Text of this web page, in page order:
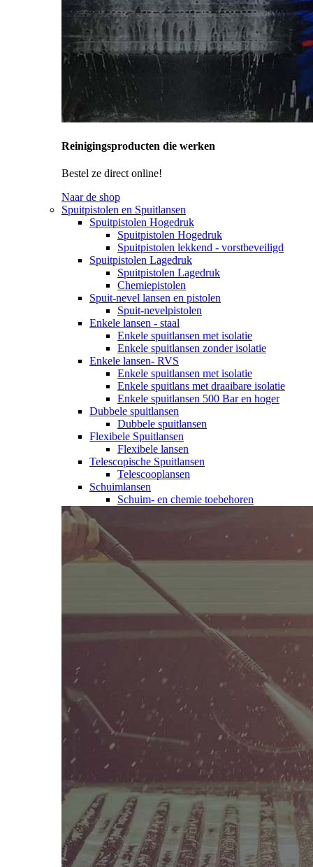
Reinigingsproducten die werken
Bestel ze direct online!
Naar de shop
Spuitpistolen en Spuitlansen
Spuitpistolen Hogedruk
Spuitpistolen Hogedruk
Spuitpistolen lekkend - vorstbeveiligd
Spuitpistolen Lagedruk
Spuitpistolen Lagedruk
Chemiepistolen
Spuit-nevel lansen en pistolen
Spuit-nevelpistolen
Enkele lansen - staal
Enkele spuitlansen met isolatie
Enkele spuitlansen zonder isolatie
Enkele lansen- RVS
Enkele spuitlansen met isolatie
Enkele spuitlans met draaibare isolatie
Enkele spuitlansen 500 Bar en hoger
Dubbele spuitlansen
Dubbele spuitlansen
Flexibele Spuitlansen
Flexibele lansen
Telescopische Spuitlansen
Telescooplansen
Schuimlansen
Schuim- en chemie toebehoren